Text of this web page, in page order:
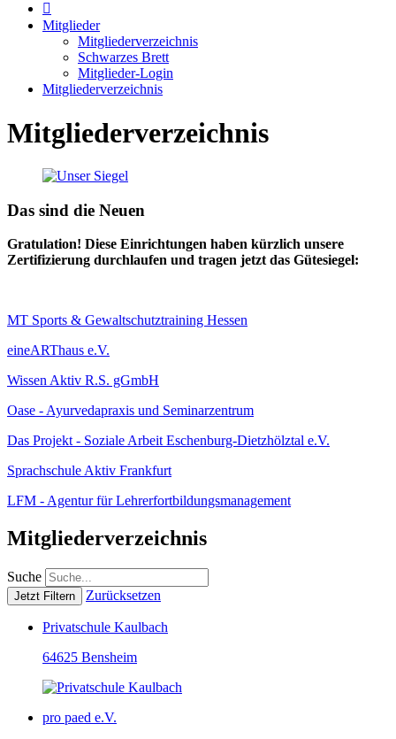

Mitglieder
Mitgliederverzeichnis
Schwarzes Brett
Mitglieder-Login
Mitgliederverzeichnis
Mitgliederverzeichnis
Das sind die Neuen
Gratulation! Diese Einrichtungen haben kürzlich unsere
Zertifizierung durchlaufen und tragen jetzt das Gütesiegel:
MT Sports & Gewaltschutztraining Hessen
eineARThaus e.V.
Wissen Aktiv R.S. gGmbH
Oase - Ayurvedapraxis und Seminarzentrum
Das Projekt - Soziale Arbeit Eschenburg-Dietzhölztal e.V.
Sprachschule Aktiv Frankfurt
LFM - Agentur für Lehrerfortbildungsmanagement
Mitgliederverzeichnis
Suche
Zurücksetzen
Privatschule Kaulbach
64625 Bensheim
pro paed e.V.